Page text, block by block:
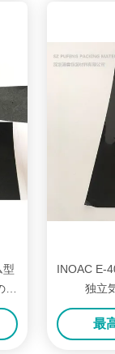
型
INOAC E-
独立
最